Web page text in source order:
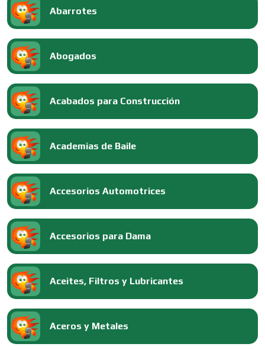
Abarrotes
Abogados
Acabados para Construcción
Academias de Baile
Accesorios Automotrices
Accesorios para Dama
Aceites, Filtros y Lubricantes
Aceros y Metales